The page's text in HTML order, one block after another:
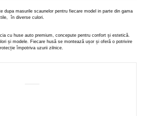
dupa masurile scaunelor pentru fiecare model in parte din gama
în diverse culori.
cu huse auto premium, concepute pentru confort și estetică.
și modele. Fiecare husă se montează ușor și oferă o potrivire
împotriva uzurii zilnice.